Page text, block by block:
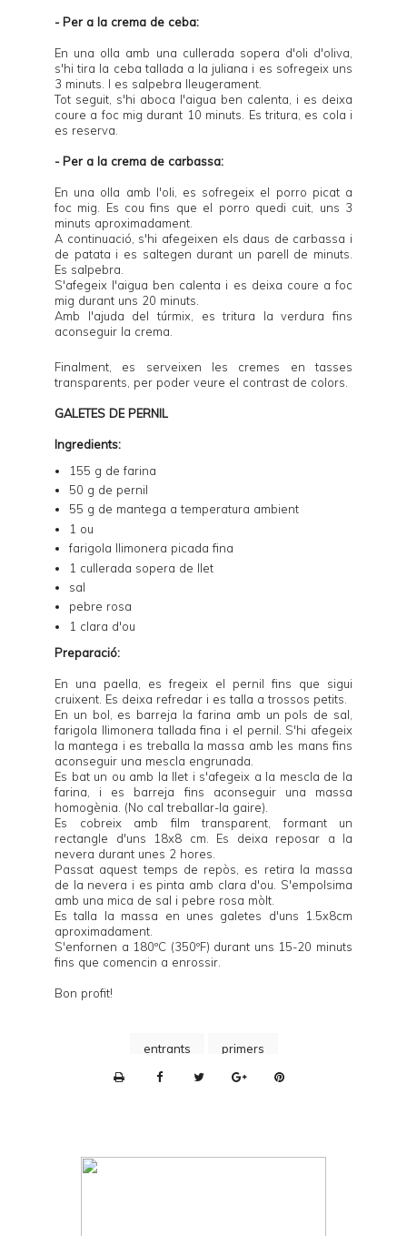
- Per a la crema de ceba:
En una olla amb una cullerada sopera d'oli d'oliva,
s'hi tira la ceba tallada a la juliana i es sofregeix uns
3 minuts. I es salpebra lleugerament.
Tot seguit, s'hi aboca l'aigua ben calenta, i es deixa
coure a foc mig durant 10 minuts. Es tritura, es cola i
es reserva.
- Per a la crema de carbassa:
En una olla amb l'oli, es sofregeix el porro picat a
foc mig. Es cou fins que el porro quedi cuit, uns 3
minuts aproximadament.
A continuació, s'hi afegeixen els daus de carbassa i
de patata i es saltegen durant un parell de minuts.
Es salpebra.
S'afegeix l'aigua ben calenta i es deixa coure a foc
mig durant uns 20 minuts.
Amb l'ajuda del túrmix, es tritura la verdura fins
aconseguir la crema.
Finalment, es serveixen les cremes en tasses
transparents, per poder veure el contrast de colors.
GALETES DE PERNIL
Ingredients:
155 g de farina
50 g de pernil
55 g de mantega a temperatura ambient
1 ou
farigola llimonera picada fina
1 cullerada sopera de llet
sal
pebre rosa
1 clara d'ou
Preparació:
En una paella, es fregeix el pernil fins que sigui
cruixent. Es deixa refredar i es talla a trossos petits.
En un bol, es barreja la farina amb un pols de sal,
farigola llimonera tallada fina i el pernil. S'hi afegeix
la mantega i es treballa la massa amb les mans fins
aconseguir una mescla engrunada.
Es bat un ou amb la llet i s'afegeix a la mescla de la
farina, i es barreja fins aconseguir una massa
homogènia. (No cal treballar-la gaire).
Es cobreix amb film transparent, formant un
rectangle d'uns 18x8 cm. Es deixa reposar a la
nevera durant unes 2 hores.
Passat aquest temps de repòs, es retira la massa
de la nevera i es pinta amb clara d'ou. S'empolsima
amb una mica de sal i pebre rosa mòlt.
Es talla la massa en unes galetes d'uns 1.5x8cm
aproximadament.
S'enfornen a 180ºC (350ºF) durant uns 15-20 minuts
fins que comencin a enrossir.
Bon profit!
entrants
primers
n